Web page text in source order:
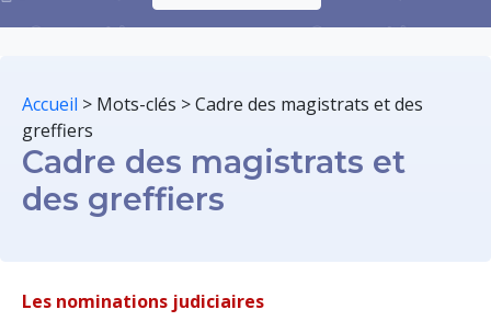
Accueil > Mots-clés >Cadre des magistrats et des
greffiers
Cadre des magistrats et
des greffiers
Les nominations judiciaires